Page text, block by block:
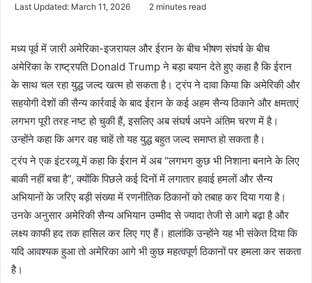
Last Updated: March 11, 2026 2 minutes read
मध्य पूर्व में जारी अमेरिका-इजरायल और ईरान के बीच भीषण संघर्ष के बीच
अमेरिका के राष्ट्रपति Donald Trumpने बड़ा बयान देते हुए कहा है कि ईरान
के साथ चल रहा युद्ध जल्द खत्म हो सकता है। ट्रंप ने दावा किया कि अमेरिकी और
सहयोगी देशों की सैन्य कार्रवाई के बाद ईरान के कई अहम सैन्य ठिकाने और क्षमताएं
लगभग पूरी तरह नष्ट हो चुकी हैं, इसलिए अब संघर्ष अपने अंतिम चरण में है।
उन्होंने कहा कि अगर वह चाहें तो यह युद्ध बहुत जल्द समाप्त हो सकता है।
ट्रंप ने एक इंटरव्यू में कहा कि ईरान में अब “लगभग कुछ भी निशाना बनाने के लिए
बाकी नहीं बचा है”, क्योंकि पिछले कई दिनों में लगातार हवाई हमलों और सैन्य
अभियानों के जरिए बड़ी संख्या में रणनीतिक ठिकानों को तबाह कर दिया गया है।
उनके अनुसार अमेरिकी सैन्य अभियान उम्मीद से ज्यादा तेजी से आगे बढ़ा है और
लक्ष्य काफी हद तक हासिल कर लिए गए हैं। हालांकि उन्होंने यह भी संकेत दिया कि
यदि आवश्यक हुआ तो अमेरिका आगे भी कुछ महत्वपूर्ण ठिकानों पर हमला कर सकता
है।